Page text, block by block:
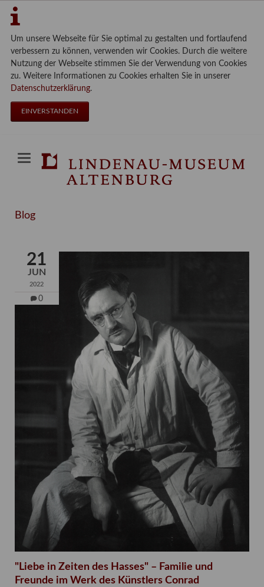
Um unsere Webseite für Sie optimal zu gestalten und fortlaufend
verbessern zu können, verwenden wir Cookies. Durch die weitere
Nutzung der Webseite stimmen Sie der Verwendung von Cookies
zu. Weitere Informationen zu Cookies erhalten Sie in unserer
Datenschutzerklärung.
EINVERSTANDEN
Blog
21
JUN
2022
0
"Liebe in Zeiten des Hasses" – Familie und
Freunde im Werk des Künstlers Conrad